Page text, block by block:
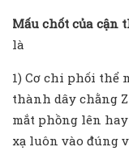
Mấu chốt của cận
là
1) Cơ chi phối thể
thành dây chằng
mắt phồng lên
xạ luôn vào đúng